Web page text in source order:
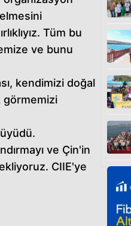
Tüm bu
ve bunu
kendimizi doğal
görmemizi
ve Çin'in
CIIE'ye